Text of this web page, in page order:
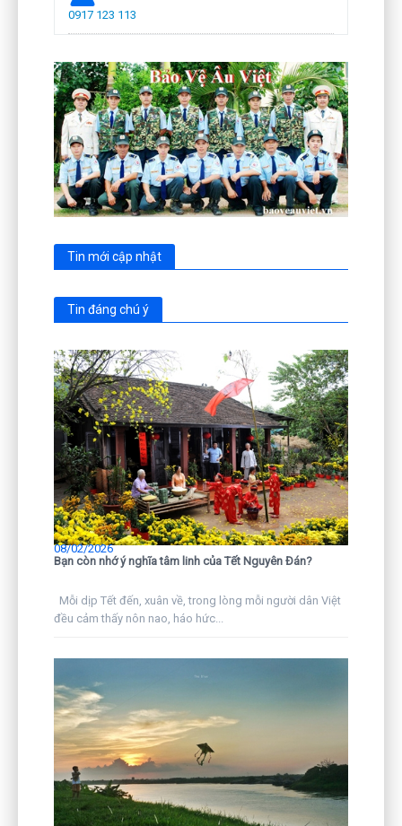
0917 123 113
Tin mới cập nhật
Tin đáng chú ý
Bạn còn nhớ ý nghĩa tâm linh của Tết Nguyên Đán?
08/02/2026
Mỗi dịp Tết đến, xuân về, trong lòng mỗi người dân Việt
đều cảm thấy nôn nao, háo hức...